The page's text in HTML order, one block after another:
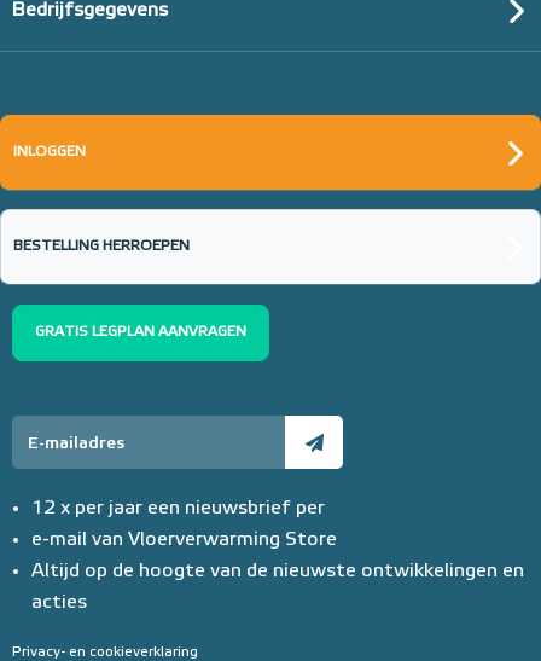
Bedrijfsgegevens
INLOGGEN
BESTELLING HERROEPEN
GRATIS LEGPLAN AANVRAGEN
12 x per jaar een nieuwsbrief per
e-mail van Vloerverwarming Store
Altijd op de hoogte van de nieuwste ontwikkelingen en
acties
Privacy- en cookieverklaring